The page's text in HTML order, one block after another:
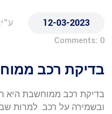
12-03-2023 ע"י: admin
Comments: 0
בדיקת רכב
בדיקת רכב ממוחשבת היא
ובשמירה על רכב. למרות